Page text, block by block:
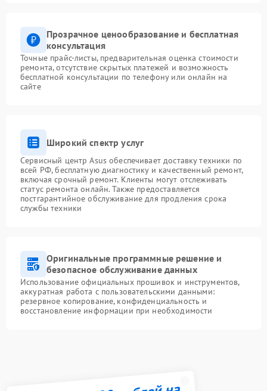
Прозрачное ценообразование и бесплатная
консультация
Точные прайс-листы, предварительная оценка стоимости
ремонта, отсутствие скрытых платежей и возможность
бесплатной консультации по телефону или онлайн на
сайте
Широкий спектр услуг
Сервисный центр Asus обеспечивает доставку техники по
всей РФ, бесплатную диагностику и качественный ремонт,
включая срочный ремонт. Клиенты могут отслеживать
статус ремонта онлайн. Также предоставляется
постгарантийное обслуживание для продления срока
службы техники
Оригинальные программные решение и
безопасное обслуживание данных
Использование официальных прошивок и инструментов,
аккуратная работа с пользовательскими данными:
резервное копирование, конфиденциальность и
восстановление информации при необходимости